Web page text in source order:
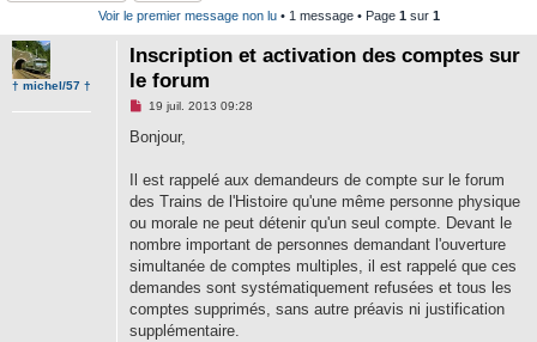
Voir le premier message non lu• 1 message • Page 1sur 1
† michel/57 †
Inscription et activation des comptes sur
le forum
M
s
g
n
o
l
u
19 juil. 2013 09:28
Bonjour,
Il est rappelé aux demandeurs de compte sur le forum
des Trains de l'Histoire qu'une même personne physique
ou morale ne peut détenir qu'un seul compte. Devant le
nombre important de personnes demandant l'ouverture
simultanée de comptes multiples, il est rappelé que ces
demandes sont systématiquement refusées et tous les
comptes supprimés, sans autre préavis ni justification
supplémentaire.